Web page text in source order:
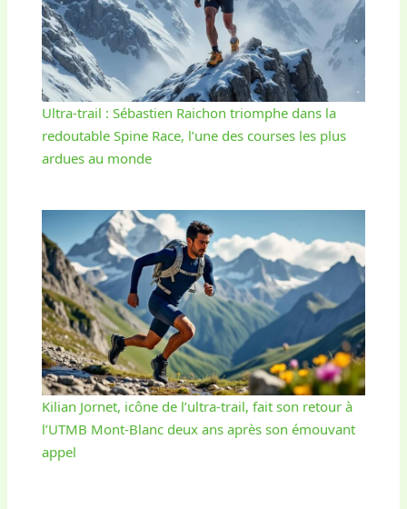
Ultra-trail : Sébastien Raichon triomphe dans la
redoutable Spine Race, l’une des courses les plus
ardues au monde
Kilian Jornet, icône de l’ultra-trail, fait son retour à
l’UTMB Mont-Blanc deux ans après son émouvant
appel